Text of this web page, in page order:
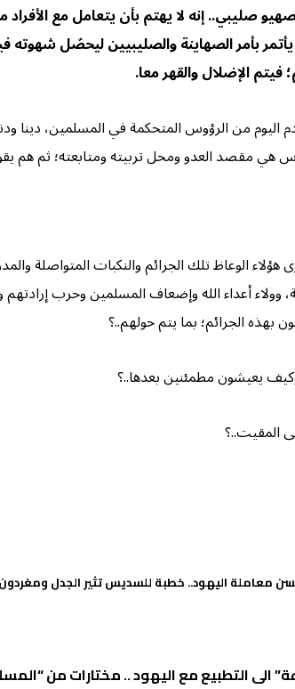
صليبي.. إنه لا يهتم بأن يتعامل مع
يأتمر بأمر الصهاينة والصليبيين ليحصّل
الإضلال والقهر معا.
من الرؤوس المتحكمة في المسلمين، دينا
هي مقصد العدو ومحل تربيته ومتابعته؛ ثم هم
الوعاظ تلك الجرائم والنكبات المتواصلة
وولاء أعداء الله وإضعاف المسلمين وحرب
بهذه الجرائم؛ بما يتم حولهم..؟
يعيشون مطمئنين بعدها..؟
المقيت..؟
معاملة اليهود.. خطبة للسديس تثير الجدل ومغردون
الى التطبيع مع اليهود .. مختارات من